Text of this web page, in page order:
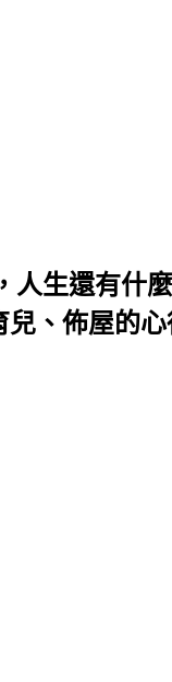
生還有什
、佈屋的